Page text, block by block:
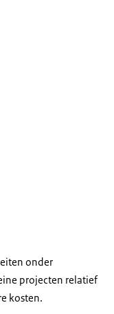
onder
projecten relatief
kosten.